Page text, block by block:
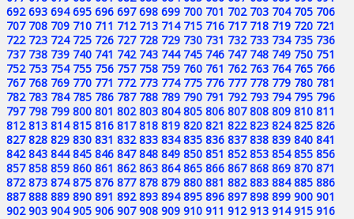
692 693 694 695 696 697 698 699 700 701 702 703 704 705 706
707 708 709 710 711 712 713 714 715 716 717 718 719 720 721
722 723 724 725 726 727 728 729 730 731 732 733 734 735 736
737 738 739 740 741 742 743 744 745 746 747 748 749 750 751
752 753 754 755 756 757 758 759 760 761 762 763 764 765 766
767 768 769 770 771 772 773 774 775 776 777 778 779 780 781
782 783 784 785 786 787 788 789 790 791 792 793 794 795 796
797 798 799 800 801 802 803 804 805 806 807 808 809 810 811
812 813 814 815 816 817 818 819 820 821 822 823 824 825 826
827 828 829 830 831 832 833 834 835 836 837 838 839 840 841
842 843 844 845 846 847 848 849 850 851 852 853 854 855 856
857 858 859 860 861 862 863 864 865 866 867 868 869 870 871
872 873 874 875 876 877 878 879 880 881 882 883 884 885 886
887 888 889 890 891 892 893 894 895 896 897 898 899 900 901
902 903 904 905 906 907 908 909 910 911 912 913 914 915 916